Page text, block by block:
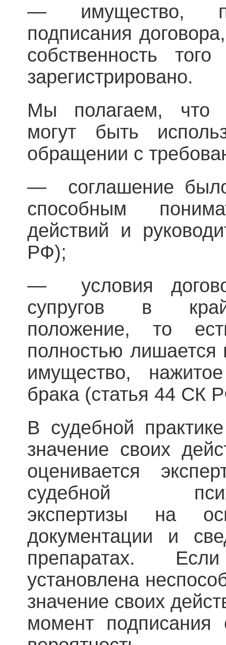
— имущество,
подписания
собственность
зарегистрировано.
Мы полагаем, что
могут быть
обращении с
— соглашение
способным
действий и
РФ);
— условия
супругов в
положение, то
полностью лишается
имущество,
брака (статья 44 СК
В судебной
значение своих
оценивается
судебной
экспертизы на
документации и
препаратах.
установлена
значение своих
момент подписания